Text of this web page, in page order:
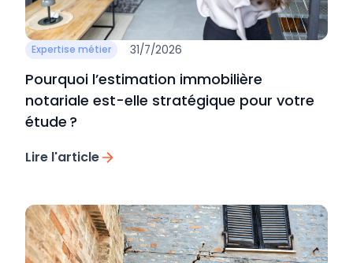
Expertise métier 31/7/2026
Pourquoi l’estimation immobilière
notariale est-elle stratégique pour votre
étude ?
Lire l'article